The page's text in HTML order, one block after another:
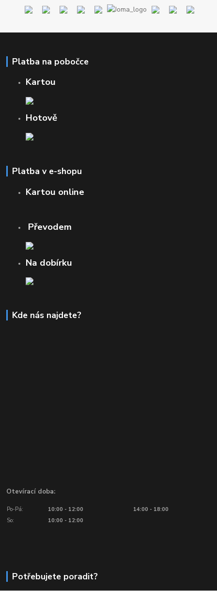
Platba na pobočce
Kartou
Hotově
Platba v e-shopu
Kartou online
Převodem
Na dobírku
Kde nás najdete?
Otevírací doba:
Po-Pá: 10:00 - 12:00
14:00 - 18:00
So:
10:00 - 12:00
Potřebujete poradit?